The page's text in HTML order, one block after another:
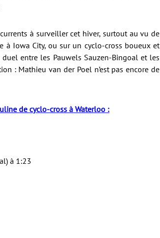
à surveiller cet hiver, surtout au vu de
à Iowa City, ou sur un cyclo-cross boueux et
entre les Pauwels Sauzen-Bingoal et les
: Mathieu van der Poel n’est pas encore de
de cyclo-cross à Waterloo :
à 1:23